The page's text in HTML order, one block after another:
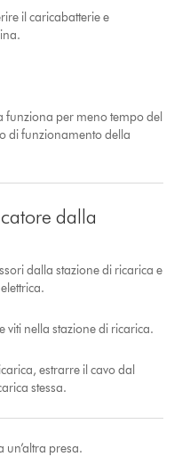
il caricabatterie e
funziona per meno tempo del
di funzionamento della
dalla
dalla stazione di ricarica e
viti nella stazione di ricarica.
estrarre il cavo dal
stessa.
un’altra presa.